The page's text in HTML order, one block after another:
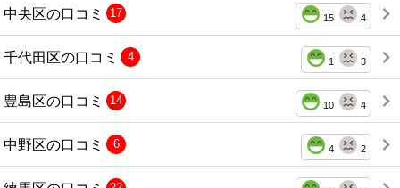
中央区の口コミ 15 4
17
千代田区の口コミ 1 3
4
豊島区の口コミ 10 4
14
中野区の口コミ 4 2
6